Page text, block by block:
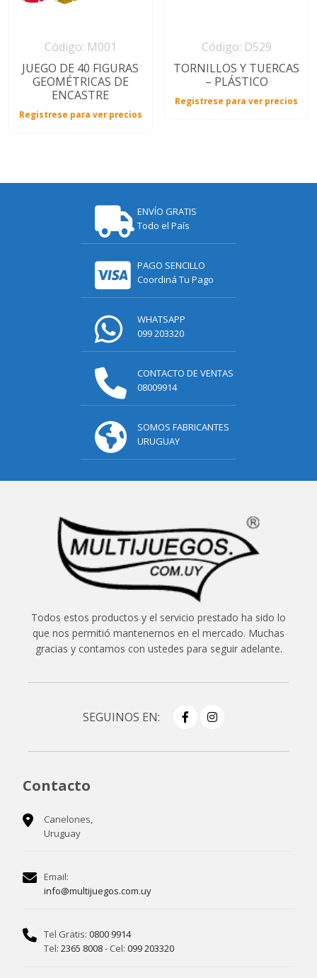
Código: M001
JUEGO DE 40 FIGURAS
GEOMÉTRICAS DE
ENCASTRE
Registrese para ver precios
Código: D529
TORNILLOS Y TUERCAS
– PLÁSTICO
Registrese para ver precios
ENVÍO GRATIS
Todo el País
PAGO SENCILLO
Coordiná Tu Pago
WHATSAPP
099 203320
CONTACTO DE VENTAS
08009914
SOMOS FABRICANTES
URUGUAY
Todos estos productos y el servicio prestado ha sido lo
que nos permitió mantenernos en el mercado. Muchas
gracias y contamos con ustedes para seguir adelante.
SEGUINOS EN:
Contacto
Canelones,
Uruguay
Email:
info@multijuegos.com.uy
Tel Gratis: 0800 9914
Tel: 2365 8008- Cel: 099 203320